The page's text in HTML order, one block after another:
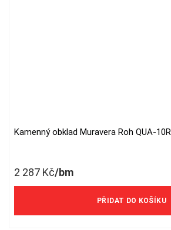
Kamenný obklad Muravera Roh QUA-10R
2 287 Kč/bm
PŘIDAT DO KOŠÍKU